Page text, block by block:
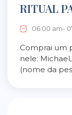
RITUAL
06:00 am-
Comprai um
nele:
(nome da